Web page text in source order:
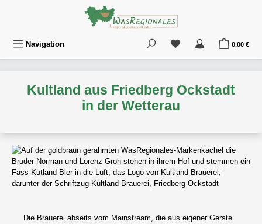
Zum Hauptinhalt springen
Navigation Du hast 0 Produkte
0,00 €
Kultland aus Friedberg Ockstadt
in der Wetterau
Die Brauerei abseits vom Mainstream, die aus eigener Gerste